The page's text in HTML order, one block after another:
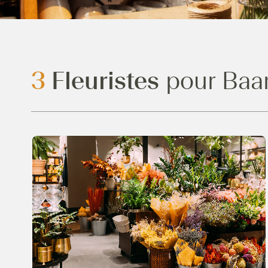
3 Fleuristes pour